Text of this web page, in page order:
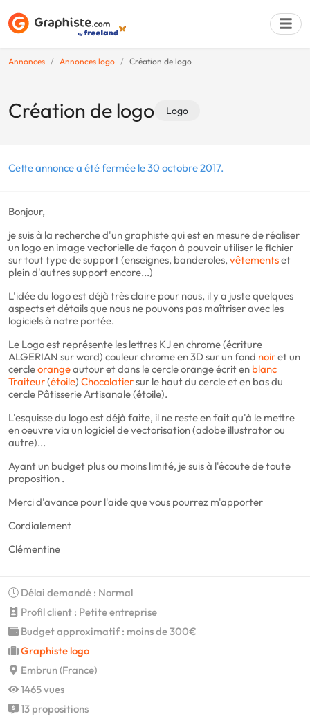
Annonces Annonces logo Création de logo
Création de logo Logo
Cette annonce a été fermée le 30 octobre 2017.
Bonjour,
je suis à la recherche d'un graphiste qui est en mesure de réaliser
un logo en image vectorielle de façon à pouvoir utiliser le fichier
sur tout type de support (enseignes, banderoles, vêtementset
plein d'autres support encore...)
L'idée du logo est déjà très claire pour nous, il y a juste quelques
aspects et détails que nous ne pouvons pas maîtriser avec les
logiciels à notre portée.
Le Logo est représente les lettres KJ en chrome (écriture
ALGERIAN sur word) couleur chrome en 3D sur un fond noiret un
cercleorangeautour et dans le cercle orange écrit en blanc
Traiteur(étoile) Chocolatiersur le haut du cercle et en bas du
cercle Pâtisserie Artisanale (étoile).
L'esquisse du logo est déjà faite, il ne reste en fait qu'à le mettre
en oeuvre via un logiciel de vectorisation (adobe illustrator ou
autre)...
Ayant un budget plus ou moins limité, je suis à l'écoute de toute
proposition .
Merci d'avance pour l'aide que vous pourrez m'apporter
Cordialement
Clémentine
Délai demandé : Normal
Profil client : Petite entreprise
Budget approximatif : moins de 300€
Graphiste logo
Embrun (France)
1465 vues
13 propositions